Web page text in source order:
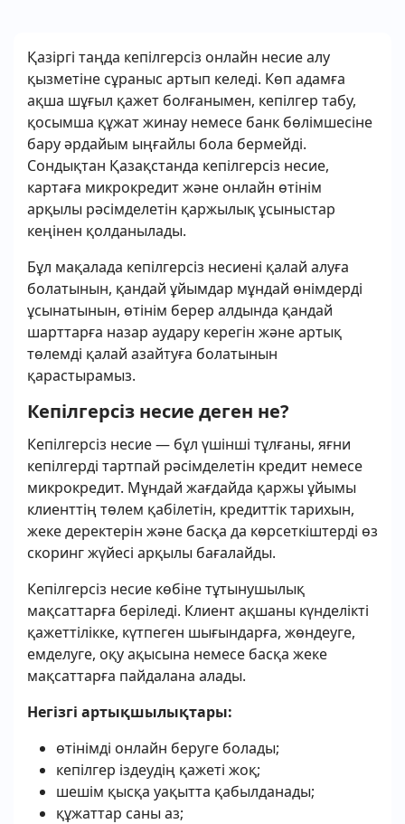
Қазіргі таңда кепілгерсіз онлайн несие алу
қызметіне сұраныс артып келеді. Көп адамға
ақша шұғыл қажет болғанымен, кепілгер табу,
қосымша құжат жинау немесе банк бөлімшесіне
бару әрдайым ыңғайлы бола бермейді.
Сондықтан Қазақстанда кепілгерсіз несие,
картаға микрокредит және онлайн өтінім
арқылы рәсімделетін қаржылық ұсыныстар
кеңінен қолданылады.
Бұл мақалада кепілгерсіз несиені қалай алуға
болатынын, қандай ұйымдар мұндай өнімдерді
ұсынатынын, өтінім берер алдында қандай
шарттарға назар аудару керегін және артық
төлемді қалай азайтуға болатынын
қарастырамыз.
Кепілгерсіз несие деген не?
Кепілгерсіз несие — бұл үшінші тұлғаны, яғни
кепілгерді тартпай рәсімделетін кредит немесе
микрокредит. Мұндай жағдайда қаржы ұйымы
клиенттің төлем қабілетін, кредиттік тарихын,
жеке деректерін және басқа да көрсеткіштерді өз
скоринг жүйесі арқылы бағалайды.
Кепілгерсіз несие көбіне тұтынушылық
мақсаттарға беріледі. Клиент ақшаны күнделікті
қажеттілікке, күтпеген шығындарға, жөндеуге,
емделуге, оқу ақысына немесе басқа жеке
мақсаттарға пайдалана алады.
Негізгі артықшылықтары:
өтінімді онлайн беруге болады;
кепілгер іздеудің қажеті жоқ;
шешім қысқа уақытта қабылданады;
құжаттар саны аз;